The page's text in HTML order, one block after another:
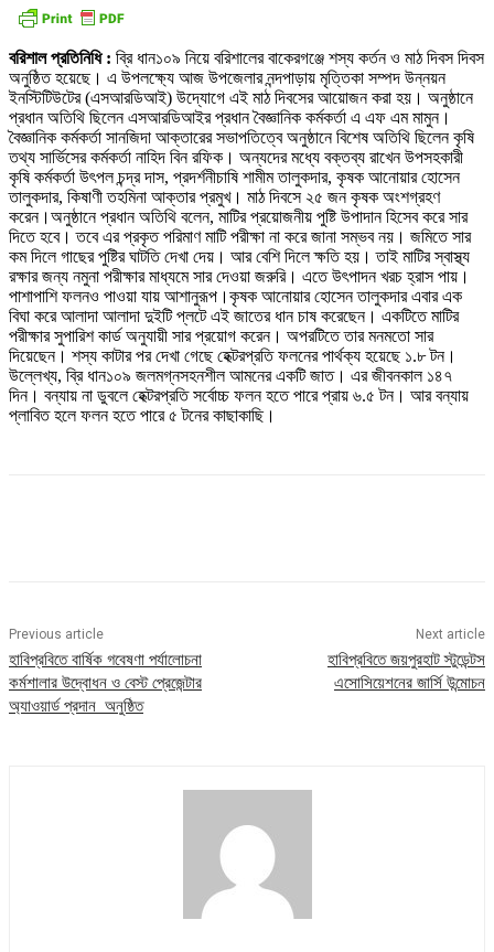
বরিশাল প্রতিনিধি : ব্রি ধান১০৯ নিয়ে বরিশালের বাকেরগঞ্জে শস্য কর্তন ও মাঠ দিবস দিবস
অনুষ্ঠিত হয়েছে। এ উপলক্ষ্যে আজ উপজেলার নন্দপাড়ায় মৃত্তিকা সম্পদ উন্নয়ন
ইনস্টিটিউটের (এসআরডিআই) উদ্যোগে এই মাঠ দিবসের আয়োজন করা হয়। অনুষ্ঠানে
প্রধান অতিথি ছিলেন এসআরডিআইর প্রধান বৈজ্ঞানিক কর্মকর্তা এ এফ এম মামুন।
বৈজ্ঞানিক কর্মকর্তা সানজিদা আক্তারের সভাপতিত্বে অনুষ্ঠানে বিশেষ অতিথি ছিলেন কৃষি
তথ্য সার্ভিসের কর্মকর্তা নাহিদ বিন রফিক। অন্যদের মধ্যে বক্তব্য রাখেন উপসহকারী
কৃষি কর্মকর্তা উৎপল চন্দ্র দাস, প্রদর্শনীচাষি শামীম তালুকদার, কৃষক আনোয়ার হোসেন
তালুকদার, কিষাণী তহমিনা আক্তার প্রমুখ। মাঠ দিবসে ২৫ জন কৃষক অংশগ্রহণ
করেন।অনুষ্ঠানে প্রধান অতিথি বলেন, মাটির প্রয়োজনীয় পুষ্টি উপাদান হিসেব করে সার
দিতে হবে। তবে এর প্রকৃত পরিমাণ মাটি পরীক্ষা না করে জানা সম্ভব নয়। জমিতে সার
কম দিলে গাছের পুষ্টির ঘাটতি দেখা দেয়। আর বেশি দিলে ক্ষতি হয়। তাই মাটির স্বাস্থ্য
রক্ষার জন্য নমুনা পরীক্ষার মাধ্যমে সার দেওয়া জরুরি। এতে উৎপাদন খরচ হ্রাস পায়।
পাশাপাশি ফলনও পাওয়া যায় আশানুরূপ।কৃষক আনোয়ার হোসেন তালুকদার এবার এক
বিঘা করে আলাদা আলাদা দুইটি প্লটে এই জাতের ধান চাষ করেছেন। একটিতে মাটির
পরীক্ষার সুপারিশ কার্ড অনুযায়ী সার প্রয়োগ করেন। অপরটিতে তার মনমতো সার
দিয়েছেন। শস্য কাটার পর দেখা গেছে হেক্টরপ্রতি ফলনের পার্থক্য হয়েছে ১.৮ টন।
উল্লেখ্য, ব্রি ধান১০৯ জলমগ্নসহনশীল আমনের একটি জাত। এর জীবনকাল ১৪৭
দিন। বন্যায় না ডুবলে হেক্টরপ্রতি সর্বোচ্চ ফলন হতে পারে প্রায় ৬.৫ টন। আর বন্যায়
প্লাবিত হলে ফলন হতে পারে ৫ টনের কাছাকাছি।
Previous article
হাবিপ্রবিতে বার্ষিক গবেষণা পর্যালোচনা
কর্মশালার উদ্বোধন ও বেস্ট প্রেজেন্টার
অ্যাওয়ার্ড প্রদান অনুষ্ঠিত
Next article
হাবিপ্রবিতে জয়পুরহাট স্টুডেন্টস
এসোসিয়েশনের জার্সি উন্মোচন